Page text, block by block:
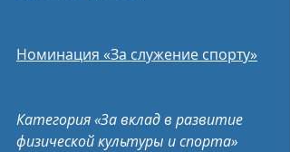
Номинация «За служение спорту»
Категория «За вклад в развитие
физической культуры и спорта»